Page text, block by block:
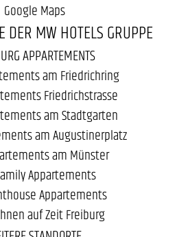
Google Maps
DER MW HOTELS GRUPPE
APPARTEMENTS
am Friedrichring
Friedrichstrasse
am Stadtgarten
am Augustinerplatz
am Münster
Appartements
Appartements
auf Zeit Freiburg